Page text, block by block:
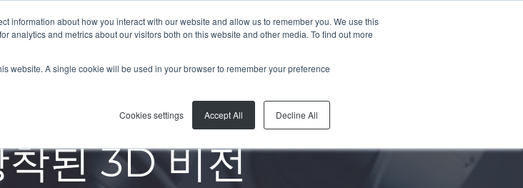
information about how you interact with our website and allow us to remember you. We use this
analytics and metrics about our visitors both on this website and other media. To find out more
website. A single cookie will be used in your browser to remember your preference
Cookies settings Accept All Decline All
제품 응용 분야 리소스 회사 KO
된 3D 비전